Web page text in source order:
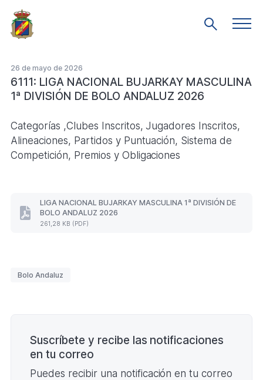
Saltar
al
contenido
Mostrar
26 de mayo de 2026
6111: LIGA NACIONAL BUJARKAY MASCULINA
1ª DIVISIÓN DE BOLO ANDALUZ 2026
Categorías ,Clubes Inscritos, Jugadores Inscritos,
Alineaciones, Partidos y Puntuación, Sistema de
Competición, Premios y Obligaciones
LIGA NACIONAL BUJARKAY MASCULINA 1ª DIVISIÓN DE
BOLO ANDALUZ 2026
261,28 KB (PDF)
LIGA
NACIONAL
DE
261,28
Bolo Andaluz
Suscríbete y recibe las notificaciones
en tu correo
Puedes recibir una notificación en tu correo